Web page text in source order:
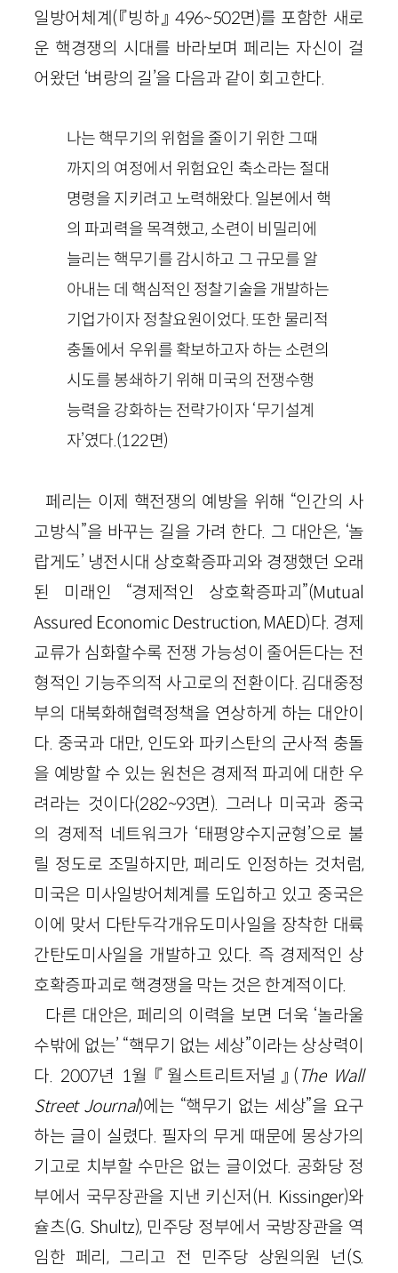
일방어체계(『빙하』496~502면)를 포함한 새로
운 핵경쟁의 시대를 바라보며 페리는 자신이 걸
어왔던 ‘벼랑의 길’을 다음과 같이 회고한다.
나는 핵무기의 위험을 줄이기 위한 그때
까지의 여정에서 위험요인 축소라는 절대
명령을 지키려고 노력해왔다. 일본에서 핵
의 파괴력을 목격했고, 소련이 비밀리에
늘리는 핵무기를 감시하고 그 규모를 알
아내는 데 핵심적인 정찰기술을 개발하는
기업가이자 정찰요원이었다. 또한 물리적
충돌에서 우위를 확보하고자 하는 소련의
시도를 봉쇄하기 위해 미국의 전쟁수행
능력을 강화하는 전략가이자 ‘무기설계
자’였다.(122면)
페리는 이제 핵전쟁의 예방을 위해 “인간의 사
고방식”을 바꾸는 길을 가려 한다. 그 대안은, ‘놀
랍게도’ 냉전시대 상호확증파괴와 경쟁했던 오래
된 미래인 “경제적인 상호확증파괴”(Mutual
Assured Economic Destruction, MAED)다. 경제
교류가 심화할수록 전쟁 가능성이 줄어든다는 전
형적인 기능주의적 사고로의 전환이다. 김대중정
부의 대북화해협력정책을 연상하게 하는 대안이
다. 중국과 대만, 인도와 파키스탄의 군사적 충돌
을 예방할 수 있는 원천은 경제적 파괴에 대한 우
려라는 것이다(282~93면). 그러나 미국과 중국
의 경제적 네트워크가 ‘태평양수지균형’으로 불
릴 정도로 조밀하지만, 페리도 인정하는 것처럼,
미국은 미사일방어체계를 도입하고 있고 중국은
이에 맞서 다탄두각개유도미사일을 장착한 대륙
간탄도미사일을 개발하고 있다. 즉 경제적인 상
호확증파괴로 핵경쟁을 막는 것은 한계적이다.
다른 대안은, 페리의 이력을 보면 더욱 ‘놀라울
수밖에 없는’ “핵무기 없는 세상”이라는 상상력이
다. 2007년 1월 『월스트리트저널』( The Wall
Street Journal)에는 “핵무기 없는 세상”을 요구
하는 글이 실렸다. 필자의 무게 때문에 몽상가의
기고로 치부할 수만은 없는 글이었다. 공화당 정
부에서 국무장관을 지낸 키신저(H. Kissinger)와
슐츠(G. Shultz), 민주당 정부에서 국방장관을 역
임한 페리, 그리고 전 민주당 상원의원 넌(S.